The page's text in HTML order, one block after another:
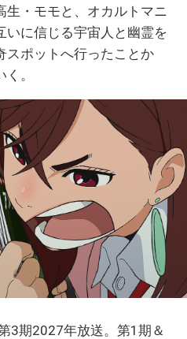
生・モモと、オカルトマニ
いに信じる宇宙人と幽霊を
スポットへ行ったことか
。
3期2027年放送。第1期＆